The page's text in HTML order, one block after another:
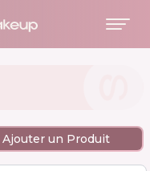
Ajouter un Produit